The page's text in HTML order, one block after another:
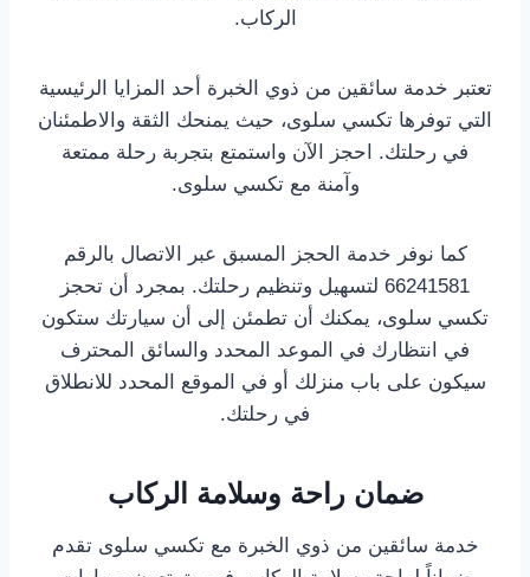
الركاب.
تعتبر خدمة سائقين من ذوي الخبرة أحد المزايا الرئيسية
التي توفرها تكسي سلوى، حيث يمنحك الثقة والاطمئنان
في رحلتك. احجز الآن واستمتع بتجربة رحلة ممتعة
وآمنة مع تكسي سلوى.
كما نوفر خدمة الحجز المسبق عبر الاتصال بالرقم
66241581 لتسهيل وتنظيم رحلتك. بمجرد أن تحجز
تكسي سلوى، يمكنك أن تطمئن إلى أن سيارتك ستكون
في انتظارك في الموعد المحدد والسائق المحترف
سيكون على باب منزلك أو في الموقع المحدد للانطلاق
في رحلتك.
ضمان راحة وسلامة الركاب
خدمة سائقين من ذوي الخبرة مع تكسي سلوى تقدم